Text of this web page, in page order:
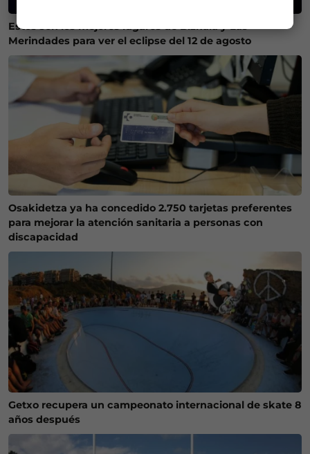
Estos son los mejores lugares de Bizkaia y Las
Merindades para ver el eclipse del 12 de agosto
Osakidetza ya ha concedido 2.750 tarjetas preferentes
para mejorar la atención sanitaria a personas con
discapacidad
Getxo recupera un campeonato internacional de skate 8
años después